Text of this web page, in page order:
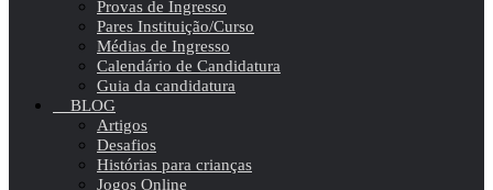
Provas de Ingresso
Pares Instituição/Curso
Médias de Ingresso
Calendário de Candidatura
Guia da candidatura
BLOG
Artigos
Desafios
Histórias para crianças
Jogos Online